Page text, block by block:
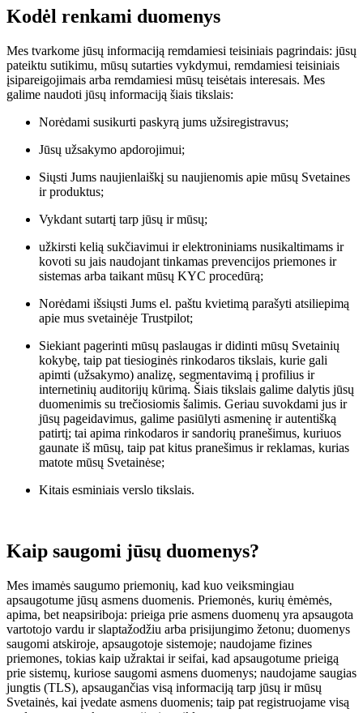
Kodėl renkami duomenys
Mes tvarkome jūsų informaciją remdamiesi teisiniais pagrindais: jūsų
pateiktu sutikimu, mūsų sutarties vykdymui, remdamiesi teisiniais
įsipareigojimais arba remdamiesi mūsų teisėtais interesais. Mes
galime naudoti jūsų informaciją šiais tikslais:
Norėdami susikurti paskyrą jums užsiregistravus;
Jūsų užsakymo apdorojimui;
Siųsti Jums naujienlaiškį su naujienomis apie mūsų Svetaines
ir produktus;
Vykdant sutartį tarp jūsų ir mūsų;
užkirsti kelią sukčiavimui ir elektroniniams nusikaltimams ir
kovoti su jais naudojant tinkamas prevencijos priemones ir
sistemas arba taikant mūsų KYC procedūrą;
Norėdami išsiųsti Jums el. paštu kvietimą parašyti atsiliepimą
apie mus svetainėje Trustpilot;
Siekiant pagerinti mūsų paslaugas ir didinti mūsų Svetainių
kokybę, taip pat tiesioginės rinkodaros tikslais, kurie gali
apimti (užsakymo) analizę, segmentavimą į profilius ir
internetinių auditorijų kūrimą. Šiais tikslais galime dalytis jūsų
duomenimis su trečiosiomis šalimis. Geriau suvokdami jus ir
jūsų pageidavimus, galime pasiūlyti asmeninę ir autentišką
patirtį; tai apima rinkodaros ir sandorių pranešimus, kuriuos
gaunate iš mūsų, taip pat kitus pranešimus ir reklamas, kurias
matote mūsų Svetainėse;
Kitais esminiais verslo tikslais.
Kaip saugomi jūsų duomenys?
Mes imamės saugumo priemonių, kad kuo veiksmingiau
apsaugotume jūsų asmens duomenis. Priemonės, kurių ėmėmės,
apima, bet neapsiriboja: prieiga prie asmens duomenų yra apsaugota
vartotojo vardu ir slaptažodžiu arba prisijungimo žetonu; duomenys
saugomi atskiroje, apsaugotoje sistemoje; naudojame fizines
priemones, tokias kaip užraktai ir seifai, kad apsaugotume prieigą
prie sistemų, kuriose saugomi asmens duomenys; naudojame saugias
jungtis (TLS), apsaugančias visą informaciją tarp jūsų ir mūsų
Svetainės, kai įvedate asmens duomenis; taip pat registruojame visą